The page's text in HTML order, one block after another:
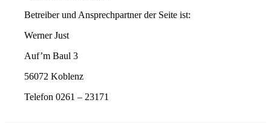
Betreiber und Ansprechpartner der Seite ist:
Werner Just
Auf’m Baul 3
56072 Koblenz
Telefon 0261 – 23171